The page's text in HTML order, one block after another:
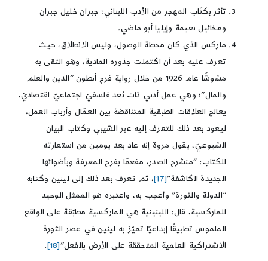
تأثر بكتّاب المهجر من الأدب اللبناني؛ جبران خليل جبران
ومخائيل نعيمة وإيليا أبو ماضي.
ماركس الذي كان محطة الوصول، وليس الانطلاق، حيث
تعرف عليه بعد أن اكتملت جذوره المادية، وهو التقى به
مشوشًا عام 1926 من خلال رواية فرح أنطون “الدين والعلم
والمال”؛ وهي عمل أدبي ذات بُعد فلسفيّ اجتماعيّ اقتصاديّ،
يعالج العلاقات الطبقية المتناقضة بين العمّال وأرباب العمل،
ليعود بعد ذلك للتعرف إليه عبر الشيبي وكتاب البيان
الشيوعيّ، يقول مروة إنه عاد بعد يومين من استعارته
للكتاب: “منشرح الصدر، مفعمًا بفرح المعرفة وبأضوائها
الجديدة الكاشفة”[17]
، ثم تعرف بعد ذلك إلى لينين وكتابه
“الدولة والثورة” وأعجب به، واعتبره هو الممثل الوحيد
للماركسية، قال: اللينينية هي الماركسية مطبّقة على الواقع
الملموس تطبيقًا إبداعيًا تميّز به لينين في عصر الثورة
الاشتراكية العلمية المتحققة على الأرض بالفعل”[18]
.